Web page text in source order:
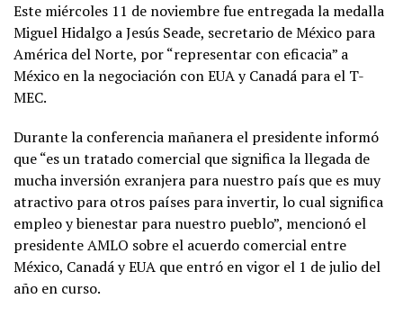
Este miércoles 11 de noviembre fue entregada la medalla
Miguel Hidalgo a Jesús Seade, secretario de México para
América del Norte, por “representar con eficacia” a
México en la negociación con EUA y Canadá para el T-
MEC.
Durante la conferencia mañanera el presidente informó
que “es un tratado comercial que significa la llegada de
mucha inversión exranjera para nuestro país que es muy
atractivo para otros países para invertir, lo cual significa
empleo y bienestar para nuestro pueblo”, mencionó el
presidente AMLO sobre el acuerdo comercial entre
México, Canadá y EUA que entró en vigor el 1 de julio del
año en curso.